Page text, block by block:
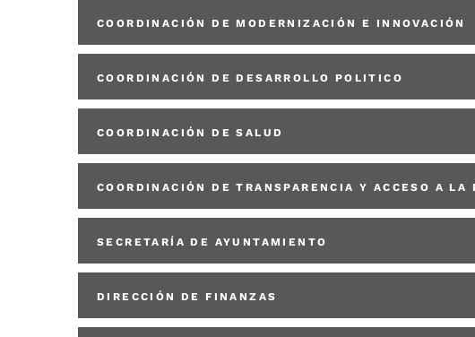
COORDINACIÓN DE MODERNIZACIÓN E INNOVACIÓN
COORDINACIÓN DE DESARROLLO POLITICO
COORDINACIÓN DE SALUD
COORDINACIÓN DE TRANSPARENCIA Y ACCESO A LA
SECRETARÍA DE AYUNTAMIENTO
DIRECCIÓN DE FINANZAS